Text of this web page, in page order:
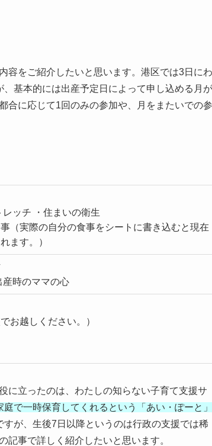
容をご紹介したいと思います。港区では3日にわ
基本的には出産予定日によって申し込める月が
合に応じて1回のみの参加や、月をまたいでの参
レッチ ・住まいの衛生
（実際の自分の食事をシートに書き込むと現在
ます。）
産時のママの心
お越しください。）
に立ったのは、わたしの知らない子育て支援サ
で一時保育してくれるという「あい・ぽーと」
が、生後7日以降というのは行政の支援では稀
事で詳しく紹介したいと思います。